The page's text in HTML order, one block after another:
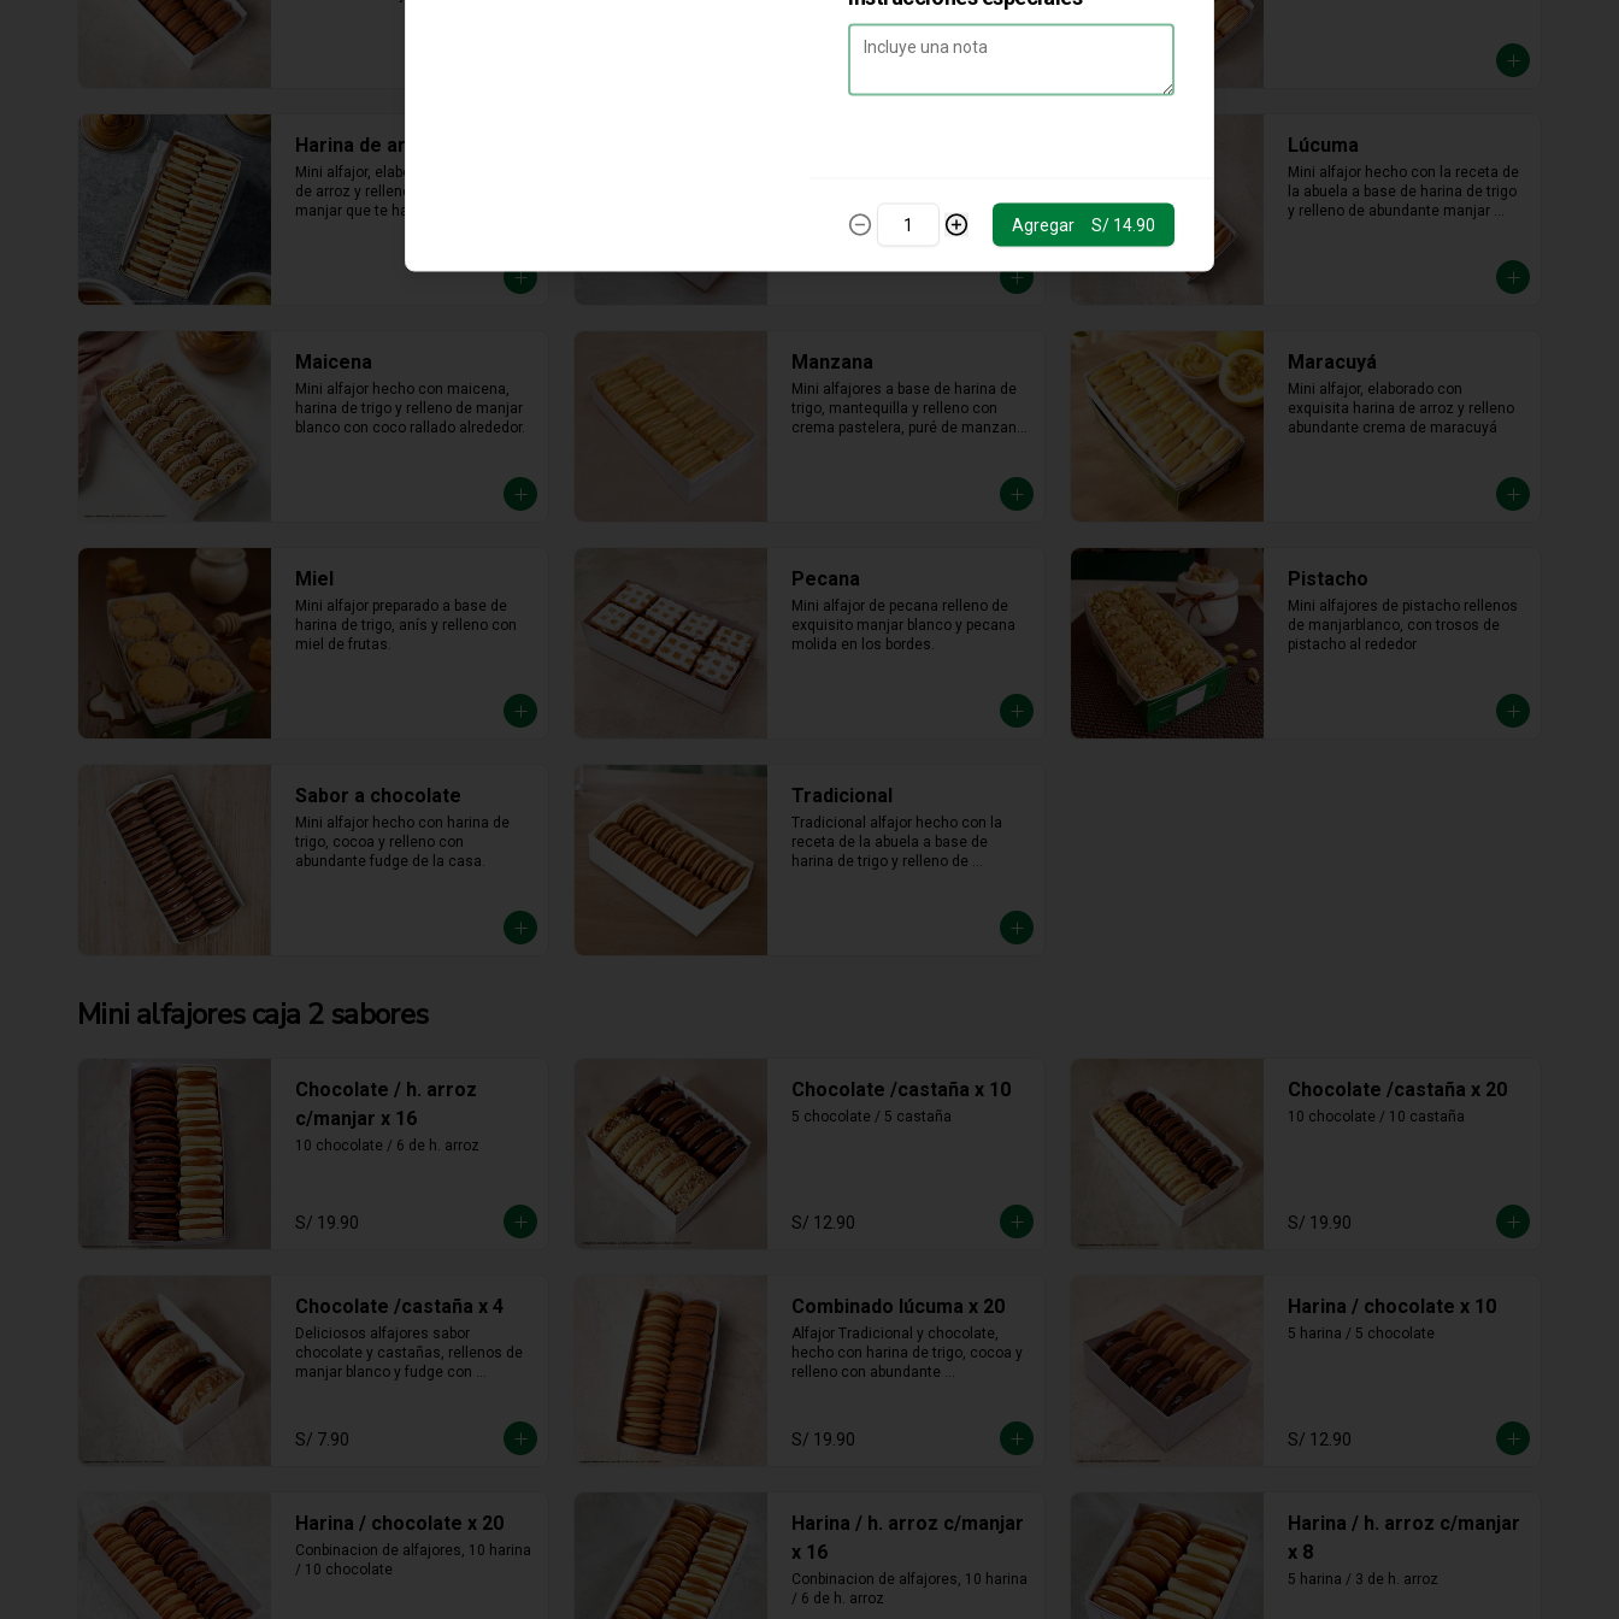
Relleno de manjar hecho con leche
fresca, dulce, cremoso y un toque
Harina de arroz
Mini alfajor, elaborado con harina
de arroz y relleno abundante
manjar que te hará saborear cada
acido que tu paladar nesecita
Lúcuma
Mini alfajor hecho con la receta de
la abuela a base de harina de trigo
y relleno de abundante manjar
Maicena
Mini alfajor hecho con maicena,
harina de trigo y relleno de manjar
blanco con coco rallado alrededor.
Manzana
Mini alfajores a base de harina de
trigo, mantequilla y relleno con
crema pastelera, puré de manzana
Maracuyá
Mini alfajor, elaborado con
exquisita harina de arroz y relleno
abundante crema de maracuyá
Miel
Mini alfajor preparado a base de
harina de trigo, anís y relleno con
miel de frutas.
Pecana
Mini alfajor de pecana relleno de
exquisito manjar blanco y pecana
molida en los bordes.
Pistacho
Mini alfajores de pistacho rellenos
de manjarblanco, con trosos de
pistacho al rededor
Sabor a chocolate
Mini alfajor hecho con harina de
trigo, cocoa y relleno con
abundante fudge de la casa.
Tradicional
Tradicional alfajor hecho con la
receta de la abuela a base de
harina de trigo y relleno de
Mini alfajores caja 2 sabores
Chocolate / h. arroz
c/manjar x 16
10 chocolate / 6 de h. arroz
S/ 19.90
Chocolate /castaña x 10
5 chocolate / 5 castaña
S/ 12.90
Chocolate /castaña x 20
10 chocolate / 10 castaña
S/ 19.90
Chocolate /castaña x 4
Deliciosos alfajores sabor
chocolate y castañas, rellenos de
manjar blanco y fudge con
S/ 7.90
Combinado lúcuma x 20
Alfajor Tradicional y chocolate,
hecho con harina de trigo, cocoa y
relleno con abundante
S/ 19.90
Harina / chocolate x 10
5 harina / 5 chocolate
S/ 12.90
Harina / chocolate x 20
Conbinacion de alfajores, 10 harina
/ 10 chocolate
Harina / h. arroz c/manjar
x 16
Conbinacion de alfajores, 10 harina
/ 6 de h. arroz
Harina / h. arroz c/manjar
x 8
5 harina / 3 de h. arroz
Agregar S/ 14.90